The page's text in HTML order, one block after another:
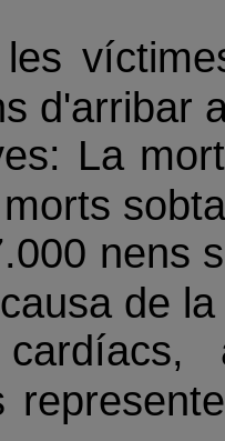
d'arribar
La
nens
de